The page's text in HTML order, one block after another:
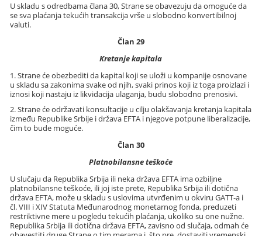
U skladu s odredbama člana 30, Strane se obavezuju da omoguće da
se sva plaćanja tekućih transakcija vrše u slobodno konvertibilnoj
valuti.
Član 29
Kretanje kapitala
1. Strane će obezbediti da kapital koji se uloži u kompanije osnovane
u skladu sa zakonima svake od njih, svaki prinos koji iz toga proizlazi i
iznosi koji nastaju iz likvidacija ulaganja, budu slobodno prenosivi.
2. Strane će održavati konsultacije u cilju olakšavanja kretanja kapitala
između Republike Srbije i država EFTA i njegove potpune liberalizacije,
čim to bude moguće.
Član 30
Platnobilansne teškoće
U slučaju da Republika Srbija ili neka država EFTA ima ozbiljne
platnobilansne teškoće, ili joj iste prete, Republika Srbija ili dotična
država EFTA, može u skladu s uslovima utvrđenim u okviru GATT-a i
čl. VIII i XIV Statuta Međunarodnog monetarnog fonda, preduzeti
restriktivne mere u pogledu tekućih plaćanja, ukoliko su one nužne.
Republika Srbija ili dotična država EFTA, zavisno od slučaja, odmah će